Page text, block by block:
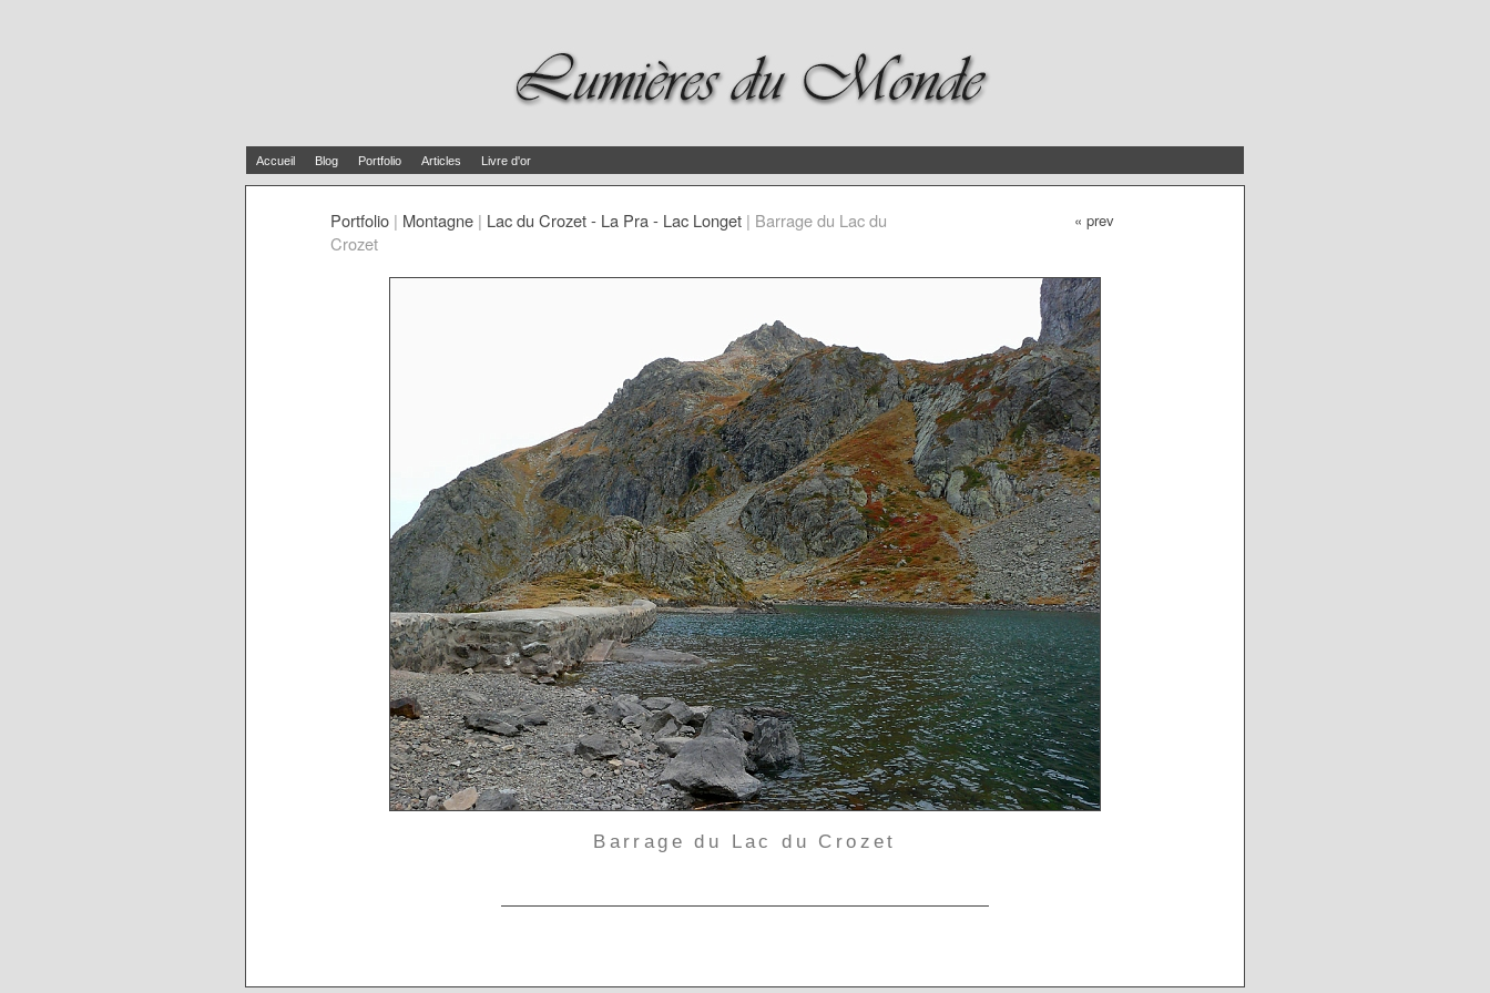
Accueil Blog Portfolio Articles Livre d'or
« prev
Portfolio | Montagne | Lac du Crozet - La Pra - Lac Longet | Barrage du Lac du
Crozet
Barrage du Lac du Crozet